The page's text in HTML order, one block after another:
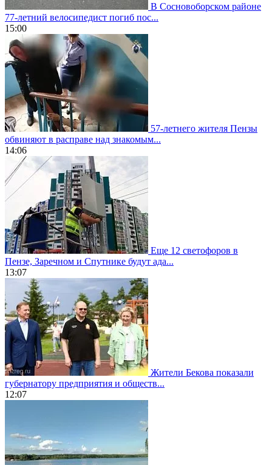
В Сосновоборском районе
77-летний велосипедист погиб пос...
15:00
57-летнего жителя Пензы
обвиняют в расправе над знакомым...
14:06
Еще 12 светофоров в
Пензе, Заречном и Спутнике будут ада...
13:07
Жители Бекова показали
губернатору предприятия и обществ...
12:07